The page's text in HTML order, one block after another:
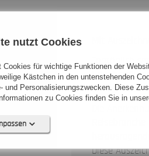
Tagtäglich
ermöglichen.
Diese
nutzt Cookies
für wichtige Funktionen der
Kästchen in den untenstehenden
und Personalisierungszwecken. Diese
zu Cookies finden Sie in